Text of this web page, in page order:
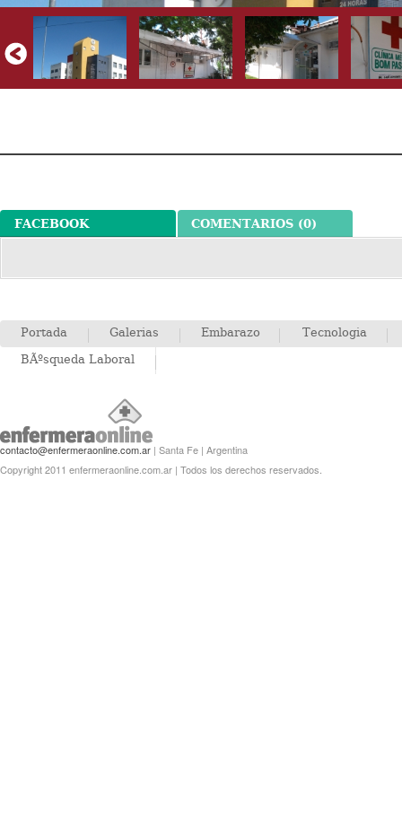
FACEBOOK COMENTARIOS (0)
Portada Galerias Embarazo
Tecnologia
BÃºsqueda Laboral
contacto@enfermeraonline.com.ar | Santa Fe | Argentina
Copyright 2011 enfermeraonline.com.ar | Todos los derechos reservados.